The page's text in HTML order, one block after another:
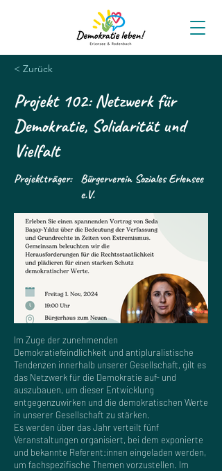
< Zurück
Projekt 102: Netzwerk für
Demokratie, Solidarität und
Vielfalt
Projektträger:
Bürgerverein Soziales Erlensee
e.V.
Im Zuge der zunehmenden
Demokratiefeindlichkeit und antipluralistische
Tendenzen innerhalb unserer Gesellschaft, gilt es
das Netzwerk für die Demokratie auf- und
auszubauen, um dieser Entwicklung
entgegenzuwirken und die demokratischen Werte
in unserer Gesellschaft zu stärken.
Es werden über das Jahr verteilt fünf
Veranstaltungen organisiert, bei dem exponierte
und bekannte Referent:innen eingeladen werden,
um fachspezifische Themen vorzustellen. Im